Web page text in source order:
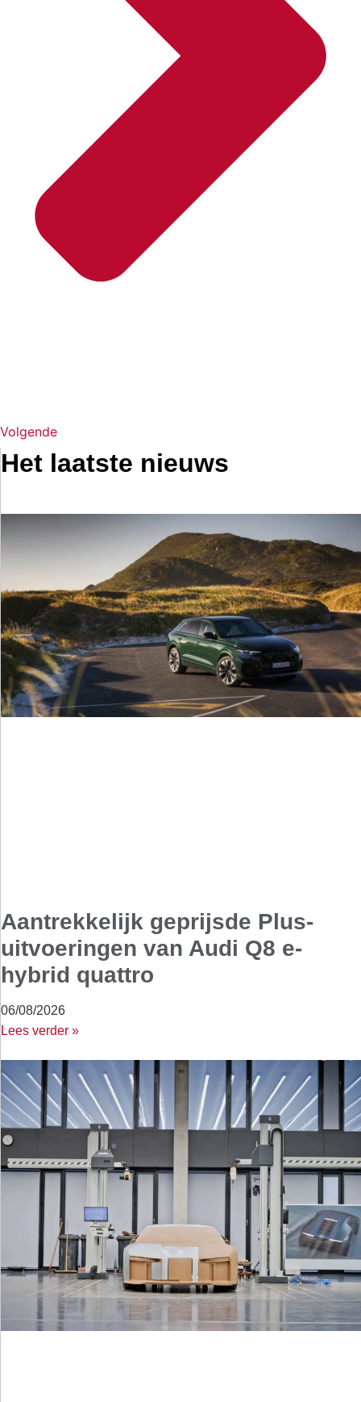
Volgende
Het laatste nieuws
Aantrekkelijk geprijsde Plus-
uitvoeringen van Audi Q8 e-
hybrid quattro
06/08/2026
Lees verder »